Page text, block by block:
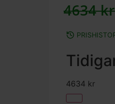
4634kr
4634 kr